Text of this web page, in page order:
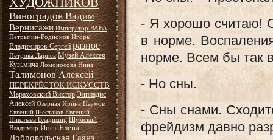
Виноградов Вадим
Вернисажи Император ВАВА
Петрыгин-Родионов Игорь
Владимиров Сергей разное
Петрова Лариса Музей Алексея
Кузьмича Ломоносова Нина
Талимонов Алексей
ПЕРЕКРЁСТОК ИСКУССТВ
Мараховский Виктор Элпиадис
Алексей Озёрная Ирина Наумов
Евгений Шестаков Евгений
Николаев Владимир Шумский
Владимир Йост Елена
Добровольская Гаянэ
- Я хорошо считаю!
в норме.
норме. Всем бы так
- Но сны.
- Сны снами.
фрейдизм давно